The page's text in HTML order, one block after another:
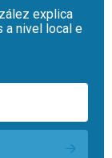
explica
a nivel local e